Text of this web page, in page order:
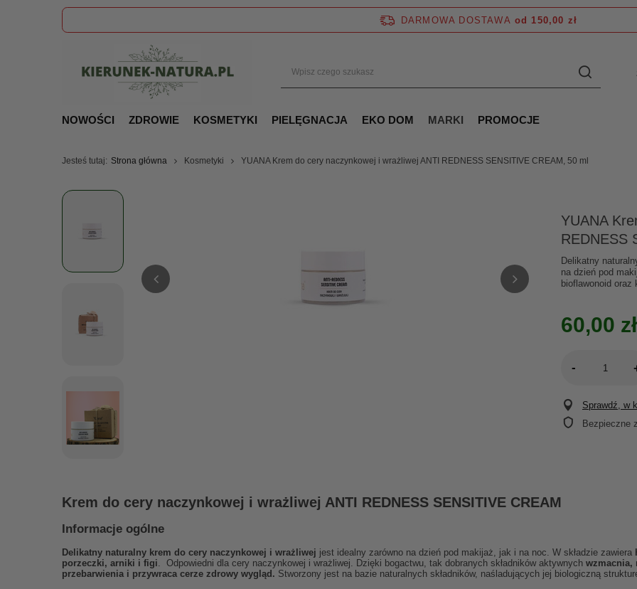
DARMOWA DOSTAWA od 150,00 zł
NOWOŚCI ZDROWIE KOSMETYKI PIELĘGNACJA EKO DOM MARKI PROMOCJE
Jesteś tutaj: Strona główna Kosmetyki YUANA Krem do cery naczynkowej i wrażliwej ANTI REDNESS SENSITIVE CREAM, 50 ml
YUANA
REDNESS
Delikatny
na dzień pod
bioflawonoid
60,00 zł
-
Sprawdź, w
Bezpieczne
Krem do cery naczynkowej i wrażliwej ANTI REDNESS SENSITIVE CREAM
Informacje ogólne
Delikatny naturalny krem do cery naczynkowej i wrażliwej jest idealny zarówno na dzień pod makijaż, jak i na noc. W składzie zawiera
porzeczki, arniki i figi. Odpowiedni dla cery naczynkowej i wrażliwej. Dzięki bogactwu, tak dobranych składników aktywnych wzmacnia,
przebarwienia i przywraca cerze zdrowy wygląd. Stworzony jest na bazie naturalnych składników, naśladujących jej biologiczną